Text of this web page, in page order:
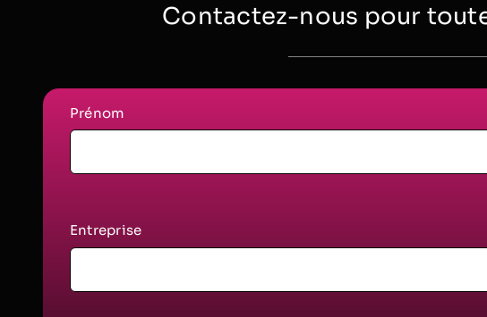
Contactez-nous pour
Prénom
Entreprise